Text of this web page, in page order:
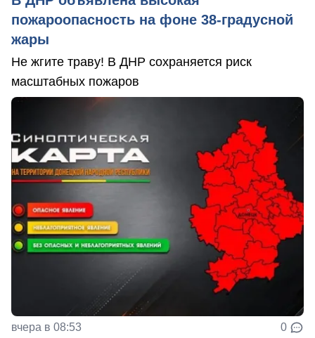
пожароопасность на фоне 38-градусной
жары
Не жгите траву! В ДНР сохраняется риск
масштабных пожаров
вчера в 08:53 0